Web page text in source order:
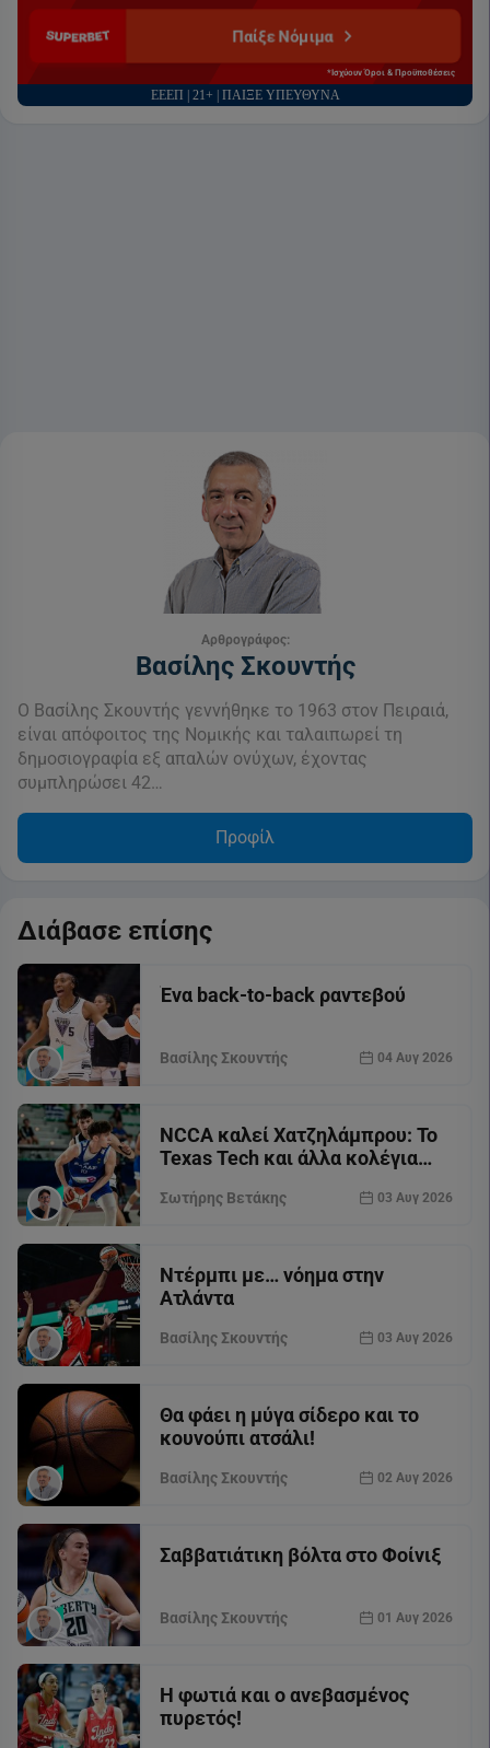
Παίξε Νόμιμα
*Ισχύουν Όροι & Προϋποθέσεις
ΕΕΕΠ | 21+ | ΠΑΙΞΕ ΥΠΕΥΘΥΝΑ
Αρθρογράφος:
Βασίλης Σκουντής
Ο Βασίλης Σκουντής γεννήθηκε το 1963 στον Πειραιά,
είναι απόφοιτος της Νομικής και ταλαιπωρεί τη
δημοσιογραφία εξ απαλών ονύχων, έχοντας
συμπληρώσει 42…
Προφίλ
Διάβασε επίσης
Ένα back-to-back ραντεβού
Βασίλης Σκουντής 04 Αυγ 2026
NCCA καλεί Χατζηλάμπρου: Το
Texas Tech και άλλα κολέγια
Σωτήρης Βετάκης 03 Αυγ 2026
Ντέρμπι με… νόημα στην
Ατλάντα
Βασίλης Σκουντής 03 Αυγ 2026
Θα φάει η μύγα σίδερο και το
κουνούπι ατσάλι!
Βασίλης Σκουντής 02 Αυγ 2026
Σαββατιάτικη βόλτα στο Φοίνιξ
Βασίλης Σκουντής 01 Αυγ 2026
Η φωτιά και ο ανεβασμένος
πυρετός!